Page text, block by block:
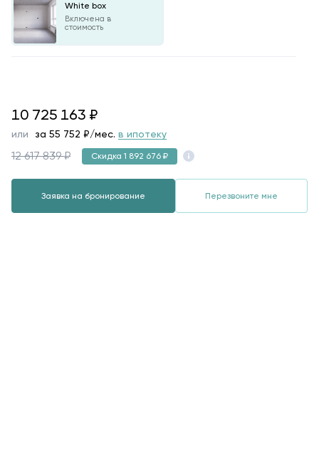
White box
Включена в
стоимость
10725163
10 725 163 ₽
или за 55 752 ₽/мес. в ипотеку
12 617 839 ₽ Скидка 1 892 676 ₽
Заявка на бронирование Перезвоните мне